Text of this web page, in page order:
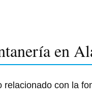
en
con la